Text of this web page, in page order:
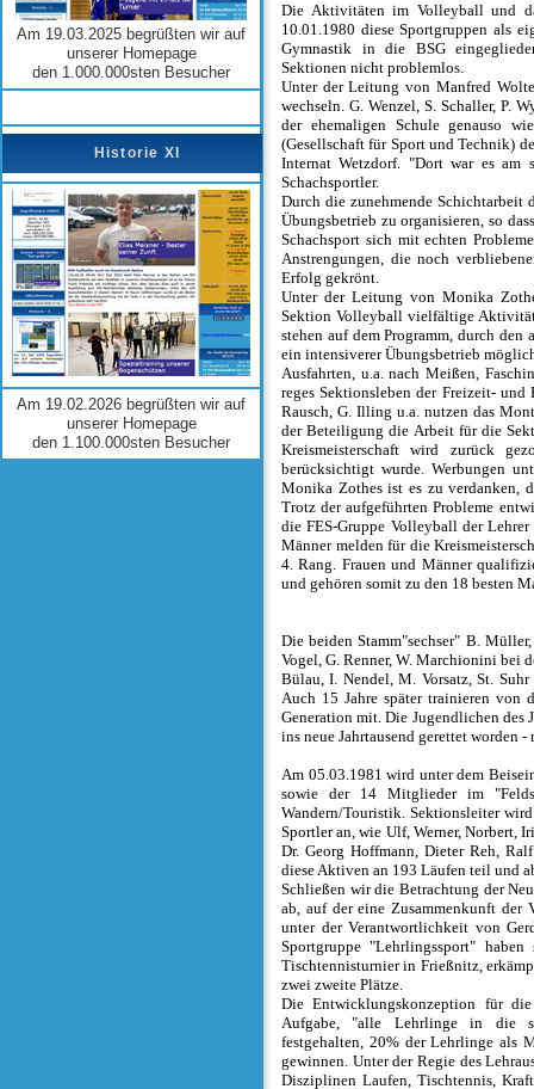
Am 19.03.2025 begrüßten wir auf
unserer Homepage
den 1.000.000sten Besucher
Historie XI
Am 19.02.2026 begrüßten wir auf
unserer Homepage
den 1.100.000sten Besucher
Die Aktivitäten im Volleyball und
10.01.1980 diese Sportgruppen als
Gymnastik in die BSG
Sektionen nicht problemlos.
Unter der Leitung von Manfred
wechseln. G. Wenzel, S. Schaller, P.
der ehemaligen Schule genauso
(Gesellschaft für Sport und Technik)
Internat Wetzdorf. "Dort war es am
Schachsportler.
Durch die zunehmende Schichtarbeit
Übungsbetrieb zu organisieren, so
Schachsport sich mit echten
Anstrengungen, die noch
Erfolg gekrönt.
Unter der Leitung von Monika
Sektion Volleyball vielfältige
stehen auf dem Programm, durch
ein intensiverer Übungsbetrieb
Ausfahrten, u.a. nach Meißen,
reges Sektionsleben der Freizeit-
Rausch, G. Illing u.a. nutzen das
der Beteiligung die Arbeit für die
Kreismeisterschaft wird zurück
berücksichtigt wurde. Werbungen
Monika Zothes ist es zu verdanken,
Trotz der aufgeführten Probleme
die FES-Gruppe Volleyball der
Männer melden für die
4. Rang. Frauen und Männer
und gehören somit zu den 18 besten
Die beiden Stamm"sechser" B.
Vogel, G. Renner, W. Marchionini bei
Bülau, I. Nendel, M. Vorsatz, St.
Auch 15 Jahre später trainieren von
Generation mit. Die Jugendlichen des
ins neue Jahrtausend gerettet worden
Am 05.03.1981 wird unter dem
sowie der 14 Mitglieder im
Wandern/Touristik. Sektionsleiter
Sportler an, wie Ulf, Werner, Norbert,
Dr. Georg Hoffmann, Dieter Reh,
diese Aktiven an 193 Läufen teil und
Schließen wir die Betrachtung der
ab, auf der eine Zusammenkunft der
unter der Verantwortlichkeit von
Sportgruppe "Lehrlingssport"
Tischtennisturnier in Frießnitz,
zwei zweite Plätze.
Die Entwicklungskonzeption für
Aufgabe, "alle Lehrlinge in die
festgehalten, 20% der Lehrlinge als
gewinnen. Unter der Regie des
Disziplinen Laufen, Tischtennis,